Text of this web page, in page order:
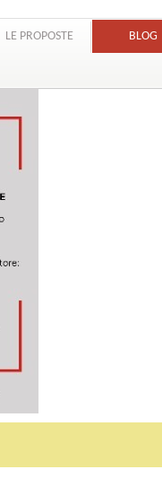
LE PROPOSTE BLOG